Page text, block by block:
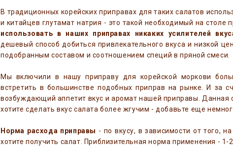
В традиционных корейских приправах для таких салатов
и китайцев глутамат натрия - это такой необходимый на столе
использовать в наших приправах никаких усилителей
дешевый способ добиться привлекательного вкуса и низкой
подобранным составом и соотношением специй в пряной смеси.
Мы включили в нашу приправу для корейской моркови
встретить в большинстве подобных приправ на рынке. И за
возбуждающий аппетит вкус и аромат нашей приправы. Данная
хотите сделать вкус салата более жгучим - добавьте еще
Норма расхода приправы - по вкусу, в зависимости от того,
хотите получить салат. Приблизительная норма применения - 1-